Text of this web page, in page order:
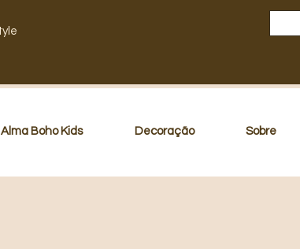
Alma Boho Kids Decoração Sobre